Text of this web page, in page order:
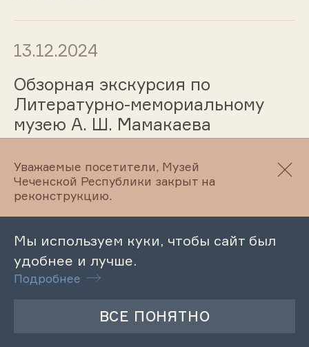
13.12.2024
Обзорная экскурсия по
Литературно-мемориальному
музею А. Ш. Мамакаева
13.12.2024
Обзорная экскурсия по
Литературно-мемориальному
музею А.Айдамирова
Уважаемые посетители, Музей
Чеченской Республики закрыт на
реконструкцию.
Мы используем куки, чтобы сайт был
удобнее и лучше.
Подробнее